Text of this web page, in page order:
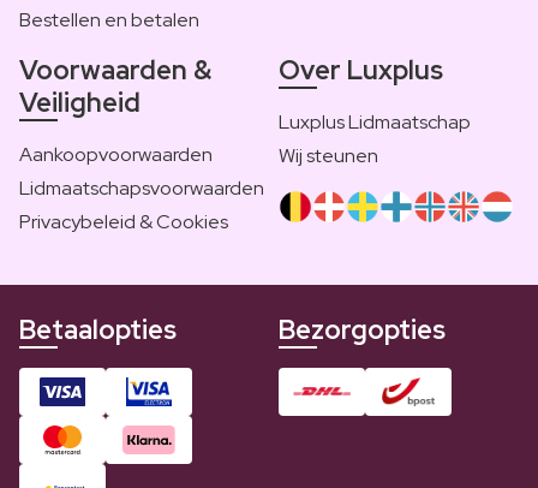
Bestellen en betalen
Voorwaarden &
Veiligheid
Aankoopvoorwaarden
Lidmaatschapsvoorwaarden
Privacybeleid & Cookies
Over Luxplus
Luxplus Lidmaatschap
Wij steunen
Betaalopties Bezorgopties